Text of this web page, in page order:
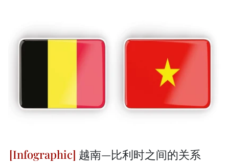
越南—比利时之间的关系